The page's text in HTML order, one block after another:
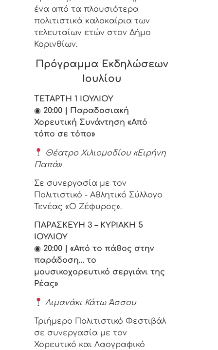
ένα από τα πλουσιότερα
πολιτιστικά καλοκαίρια των
τελευταίων ετών στον Δήμο
Κορινθίων.
Πρόγραμμα Εκδηλώσεων
Ιουλίου
ΤΕΤΑΡΤΗ 1 ΙΟΥΛΙΟΥ
◉ 20:00 | Παραδοσιακή
Χορευτική Συνάντηση «Από
τόπο σε τόπο»
Θέατρο Χιλιομοδίου «Ειρήνη
Παπά»
Σε συνεργασία με τον
Πολιτιστικό - Αθλητικό Σύλλογο
Τενέας «Ο Ζέφυρος».
ΠΑΡΑΣΚΕΥΗ 3 – ΚΥΡΙΑΚΗ 5
ΙΟΥΛΙΟΥ
◉ 20:00 | «Από το πάθος στην
παράδοση… το
μουσικοχορευτικό σεργιάνι της
Ρέας»
Λιμανάκι Κάτω Άσσου
Τριήμερο Πολιτιστικό Φεστιβάλ
σε συνεργασία με τον
Χορευτικό και Λαογραφικό